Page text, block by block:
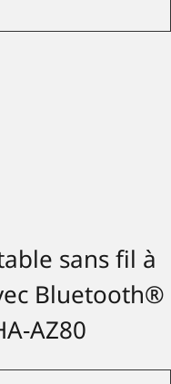
sans fil à
Bluetooth®
AZ80